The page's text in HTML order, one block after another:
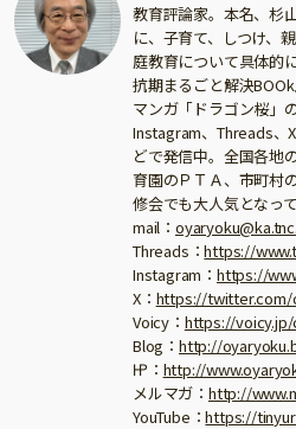
教育評論家。本名、杉
に、子育て、しつけ、
庭教育について具体的
抗期まるごと解決
マンガ「ドラゴン桜」
Instagram、Threads、
どで発信中。全国各地
育園のＰＴＡ、市町村
修会でも大人気となって
mail：
Threads：https://
Instagram： https://
X： https://twitter.com/
Voicy： https://voicy.jp/
Blog： http://
㏋： http://
メルマガ： http://
YouTube：https://